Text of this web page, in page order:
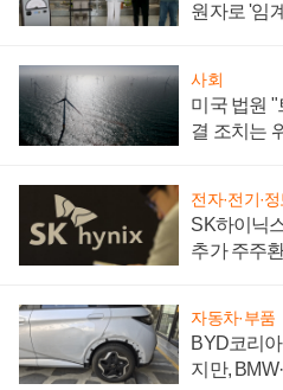
원자로 '임
사회
미국 법원 "
결 조치는
전자·전기·
SK하이닉
추가 주주
자동차·부품
BYD코리
지만,